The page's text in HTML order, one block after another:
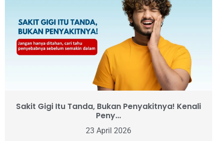
Sakit Gigi Itu Tanda, Bukan Penyakitnya! Kenali
Peny...
23 April 2026